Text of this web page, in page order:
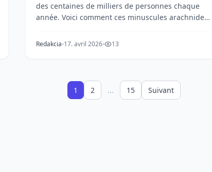
des centaines de milliers de personnes chaque
année. Voici comment ces minuscules arachnides
Redakcia 17. avril 2026 13
1 2 ... 15 Suivant